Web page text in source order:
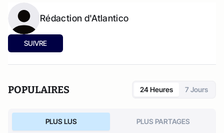
Rédaction d'Atlantico
SUIVRE
POPULAIRES 24 Heures 7 Jours
PLUS LUS PLUS PARTAGES